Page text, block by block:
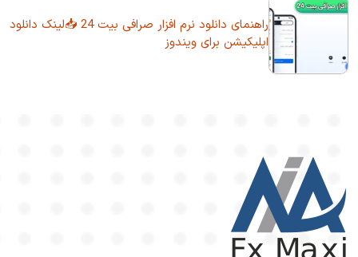
راهنمای دانلود نرم افزار صرافی بیت 24 📥لینک دانلود
اپلیکیشن برای ویندوز